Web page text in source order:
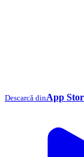
Descarcă dinApp